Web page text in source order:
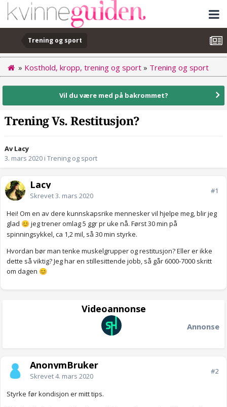
Trening og sport
» Kosthold, kropp, trening og sport » Trening og sport
Vil du være med på bakrommet?
Trening Vs. Restitusjon?
Av Lacy
3. mars 2020 i Trening og sport
Lacy
Skrevet3. mars 2020
#1
Hei! Om en av dere kunnskapsrike mennesker vil hjelpe meg, blir jeg
glad 😊 jeg trener omlag 5 ggr pr uke nå. Først 30 min på
spinningsykkel, ca 1,2 mil, så 30 min styrke.
Hvordan bør man tenke muskelgrupper og restitusjon? Eller er ikke
dette så viktig? Jeg har en stillesittende jobb, så går 6000-7000 skritt
om dagen 😊
Videoannonse
Annonse
AnonymBruker
Skrevet4. mars 2020
#2
Styrke før kondisjon er mitt tips.